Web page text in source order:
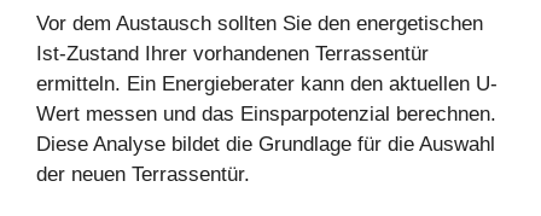
Vor dem Austausch sollten Sie den energetischen
Ist-Zustand Ihrer vorhandenen Terrassentür
ermitteln. Ein Energieberater kann den aktuellen U-
Wert messen und das Einsparpotenzial berechnen.
Diese Analyse bildet die Grundlage für die Auswahl
der neuen Terrassentür.